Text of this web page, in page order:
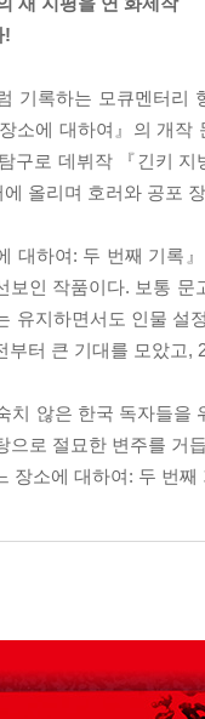
!
기록하는 모큐멘터리
소에 대하여』의 개
구로 데뷔작 『긴키
올리며 호러와 공포
대하여: 두 번째 기록
보인 작품이다. 보통
유지하면서도 인물 설
부터 큰 기대를 모았고
치 않은 한국 독자들
으로 절묘한 변주를 거
장소에 대하여: 두 번